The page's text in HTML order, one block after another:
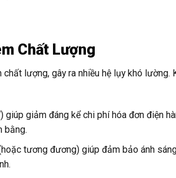
Chất Lượng
lượng, gây ra nhiều hệ lụy khó lường.
giảm đáng kể chi phí hóa đơn điện
bằng.
tương đương) giúp đảm bảo ánh